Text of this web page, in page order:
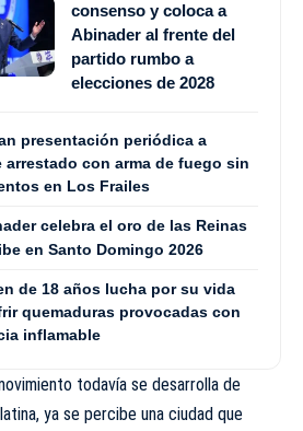
consenso y coloca a
Abinader al frente del
partido rumbo a
elecciones de 2028
presentación periódica a
arrestado con arma de fuego sin
en Los Frailes
celebra el oro de las Reinas
en Santo Domingo 2026
de 18 años lucha por su vida
quemaduras provocadas con
inflamable
todavía se desarrolla de
ya se percibe una ciudad que